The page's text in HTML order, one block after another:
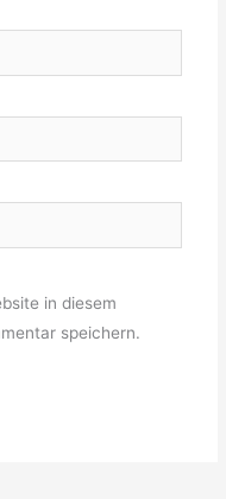
in diesem
speichern.